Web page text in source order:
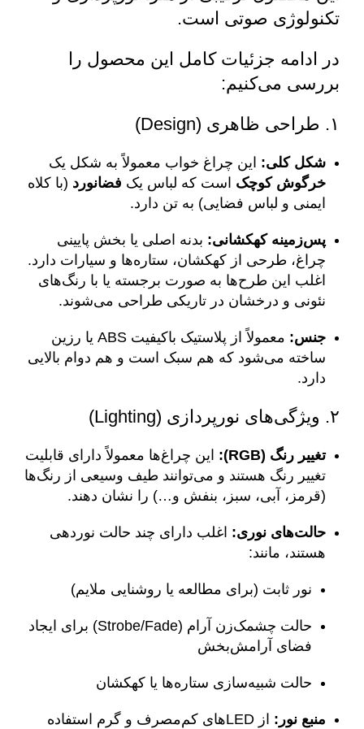
تکنولوژی صوتی است.
در ادامه جزئیات کامل این محصول را
بررسی می‌کنیم:
۱. طراحی ظاهری (Design)
شکل کلی: این چراغ خواب معمولاً به شکل یک
خرگوش کوچک است که لباس یک فضانورد (با کلاه
ایمنی و لباس فضایی) به تن دارد.
پس‌زمینه کهکشانی: بدنه اصلی یا بخش پایینی
چراغ، طرحی از کهکشان، ستاره‌ها و سیارات دارد.
اغلب این طرح‌ها به صورت برجسته یا با رنگ‌های
نئونی و درخشان در تاریکی طراحی می‌شوند.
جنس:
معمولاً از پلاستیک باکیفیت ABS یا رزین
ساخته می‌شود که هم سبک است و هم دوام بالایی
دارد.
۲. ویژگی‌های نورپردازی (Lighting)
تغییر رنگ (RGB):
این چراغ‌ها معمولاً دارای قابلیت
تغییر رنگ هستند و می‌توانند طیف وسیعی از رنگ‌ها
(قرمز، آبی، سبز، بنفش و…) را نشان دهند.
حالت‌های نوری: اغلب دارای چند حالت نوردهی
هستند، مانند:
نور ثابت (برای مطالعه یا روشنایی ملایم)
حالت چشمک‌زن آرام (Strobe/Fade) برای ایجاد
فضای آرامش‌بخش
حالت شبیه‌سازی ستاره‌ها یا کهکشان
منبع نور:
از LEDهای کم‌مصرف و گرم استفاده